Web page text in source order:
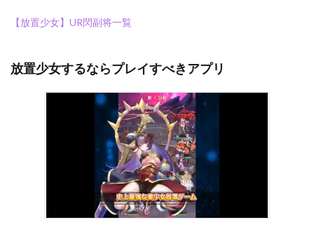
【放置少女】UR閃副将一覧
放置少女するならプレイすべきアプリ